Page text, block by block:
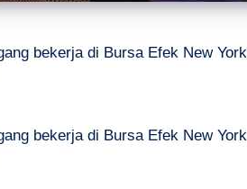
bekerja di Bursa Efek New
bekerja di Bursa Efek New